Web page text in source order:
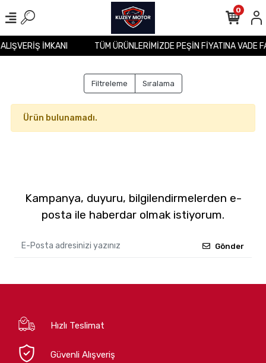
İMKANI TÜM ÜRÜNLERİMİZDE PEŞİN FİYATINA VADE
0
Filtreleme Sıralama
Ürün bulunamadı.
Kampanya, duyuru, bilgilendirmelerden e-
posta ile haberdar olmak istiyorum.
Gönder
Hızlı Teslimat
Güvenli Alışveriş